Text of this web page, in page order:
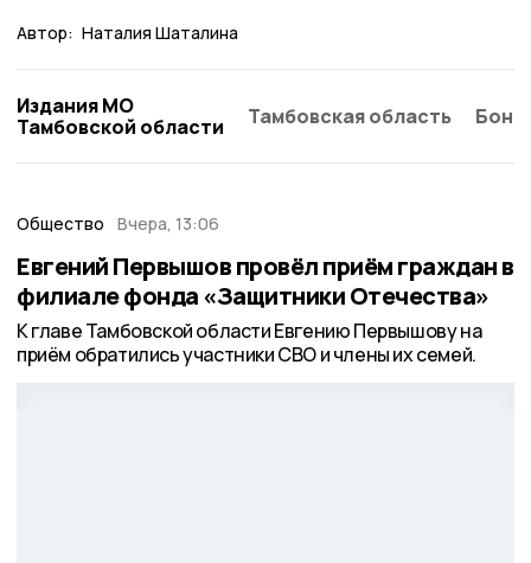
Автор: Наталия Шаталина
Издания МО
Тамбовской области
Тамбовская область
Общество Вчера, 13:06
Евгений Первышов провёл приём граждан в
филиале фонда «Защитники Отечества»
К главе Тамбовской области Евгению Первышову на
приём обратились участники СВО и члены их семей.